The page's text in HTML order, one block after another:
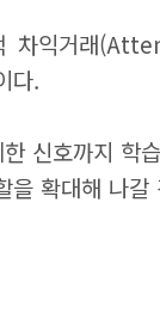
차익거래
다.
신호까지
확대해 나갈